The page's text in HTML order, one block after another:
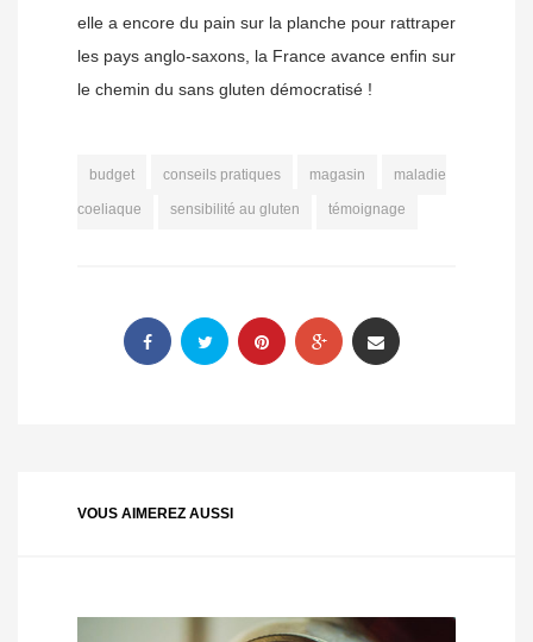
elle a encore du pain sur la planche pour rattraper
les pays anglo-saxons, la France avance enfin sur
le chemin du sans gluten démocratisé !
budget conseils pratiques magasin maladie
coeliaque sensibilité au gluten témoignage
VOUS AIMEREZ AUSSI